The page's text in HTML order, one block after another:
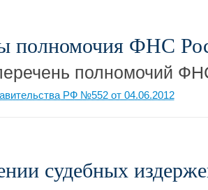
полномочия ФНС
полномочий
РФ №552 от 04.06.2012
судебных